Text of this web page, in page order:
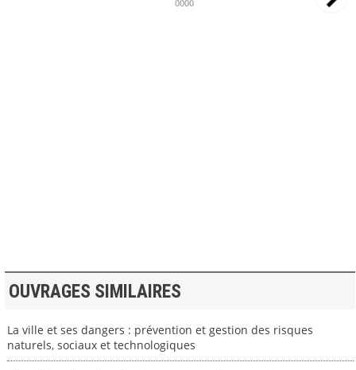
0000
OUVRAGES SIMILAIRES
La ville et ses dangers : prévention et gestion des risques
naturels, sociaux et technologiques